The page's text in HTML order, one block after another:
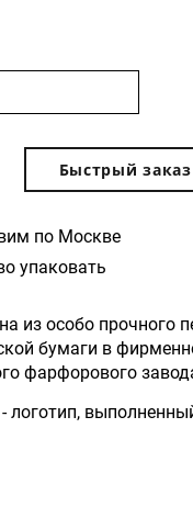
Быстрый заказ
по Москве
упаковать
из особо прочного
бумаги в
фарфорового
логотип,